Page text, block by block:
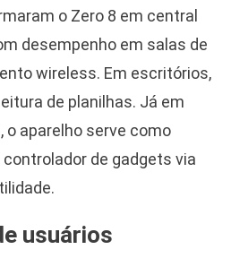
o Zero 8 em central
desempenho em salas de
wireless. Em escritórios,
de planilhas. Já em
aparelho serve como
de gadgets via
usuários